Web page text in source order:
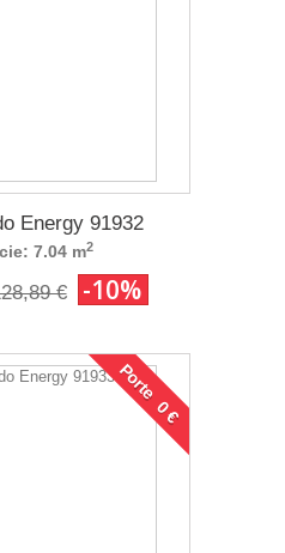
Energy 91932
7.04 m2
€ -10%
Porte 0 €